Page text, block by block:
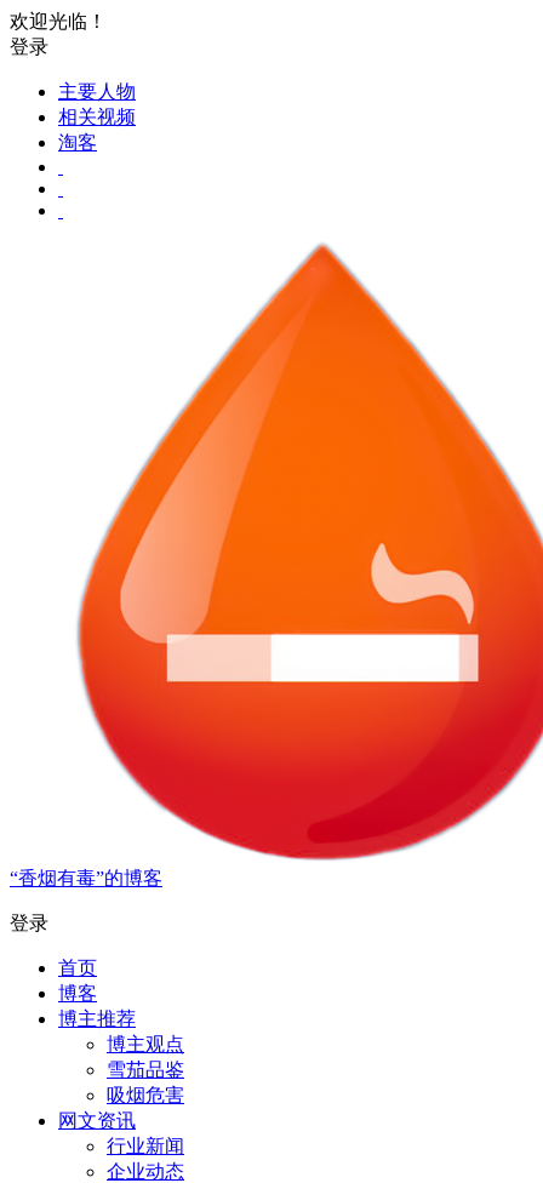
欢迎光临！
登录
主要人物
相关视频
淘客
“香烟有毒”的博客
登录
首页
博客
博主推荐
博主观点
雪茄品鉴
吸烟危害
网文资讯
行业新闻
企业动态